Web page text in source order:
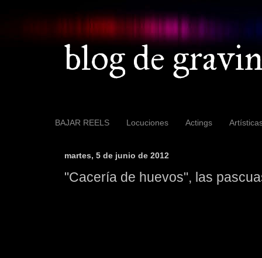
blog de
BAJAR REELS Locuciones Actings
martes, 5 de junio de 2012
"Cacería de huevos", las